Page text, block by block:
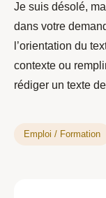
Je suis désolé,
dans votre
l’orientation du
contexte ou
rédiger un texte
Emploi / Formation